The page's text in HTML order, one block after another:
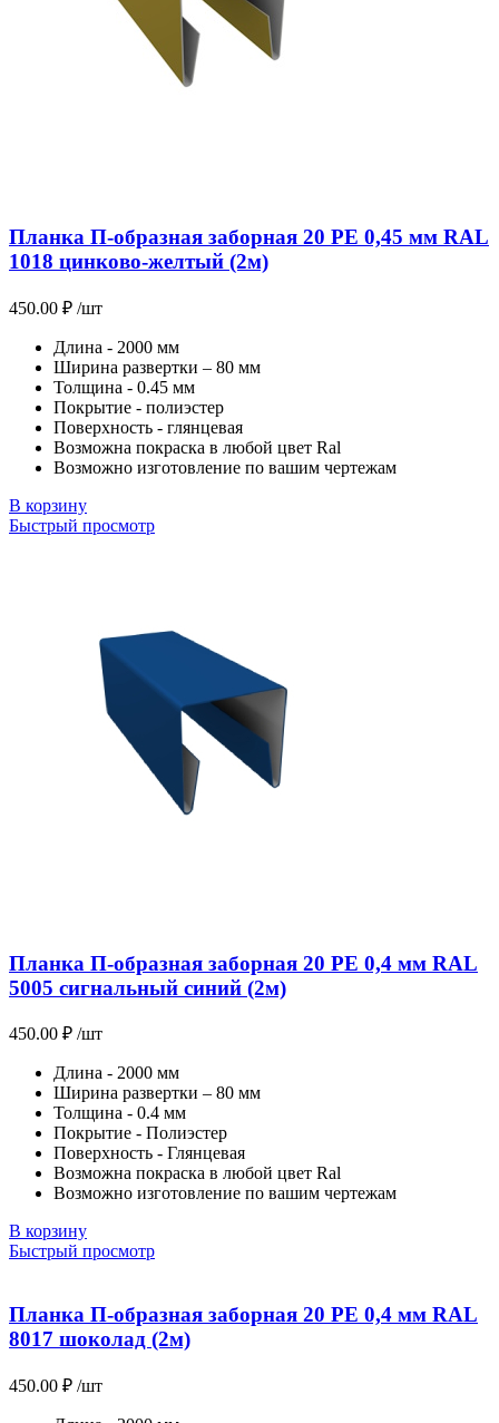
Планка П-образная заборная 20 PE 0,45 мм RAL
1018 цинково-желтый (2м)
450.00 ₽ /шт
Длина - 2000 мм
Ширина развертки – 80 мм
Толщина - 0.45 мм
Покрытие - полиэстер
Поверхность - глянцевая
Возможна покраска в любой цвет Ral
Возможно изготовление по вашим чертежам
В корзину
Быстрый просмотр
Планка П-образная заборная 20 PE 0,4 мм RAL
5005 сигнальный синий (2м)
450.00 ₽ /шт
Длина - 2000 мм
Ширина развертки – 80 мм
Толщина - 0.4 мм
Покрытие - Полиэстер
Поверхность - Глянцевая
Возможна покраска в любой цвет Ral
Возможно изготовление по вашим чертежам
В корзину
Быстрый просмотр
Планка П-образная заборная 20 PE 0,4 мм RAL
8017 шоколад (2м)
450.00 ₽ /шт